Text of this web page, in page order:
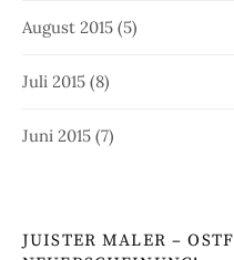
August 2015 (5)
Juli 2015 (8)
Juni 2015 (7)
JUISTER MALER –